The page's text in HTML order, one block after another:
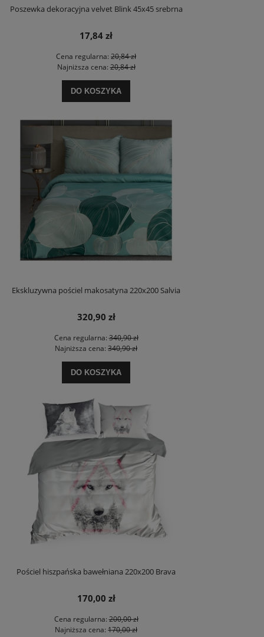
Poszewka dekoracyjna velvet Blink 45x45 srebrna
17,84 zł
Cena regularna: 20,84 zł
Najniższa cena:20,84 zł
DO KOSZYKA
Ekskluzywna pościel makosatyna 220x200 Salvia
320,90 zł
Cena regularna:340,90 zł
Najniższa cena: 340,90 zł
DO KOSZYKA
Pościel hiszpańska bawełniana 220x200 Brava
170,00 zł
Cena regularna:200,00 zł
Najniższa cena: 170,00 zł